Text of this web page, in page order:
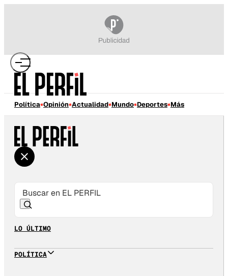
Política Opinión Actualidad Mundo Deportes Más
LO ÚLTIMO
POLÍTICA